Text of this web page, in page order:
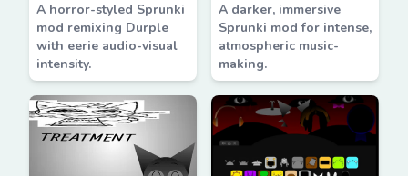
A horror-styled Sprunki
mod remixing Durple
with eerie audio-visual
intensity.
A darker, immersive
Sprunki mod for intense,
atmospheric music-
making.